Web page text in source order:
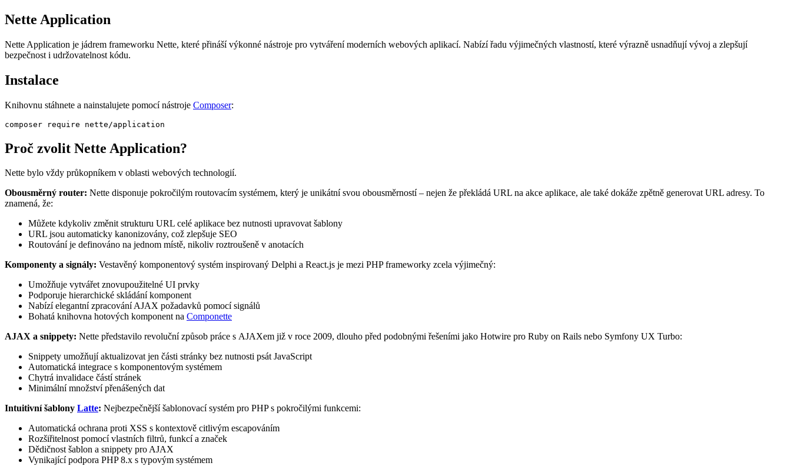
Nette Application
Nette Application je jádrem frameworku Nette, které přináší výkonné nástroje pro vytváření moderních webových aplikací. Nabízí řadu výjimečných vlastností, které výrazně usnadňují vývoj a zlepšují
bezpečnost i udržovatelnost kódu.
Instalace
Knihovnu stáhnete a nainstalujete pomocí nástroje Composer:
Proč zvolit Nette Application?
Nette bylo vždy průkopníkem v oblasti webových technologií.
Obousměrný router: Nette disponuje pokročilým routovacím systémem, který je unikátní svou obousměrností – nejen že překládá URL na akce aplikace, ale také dokáže zpětně generovat URL adresy. To
znamená, že:
Můžete kdykoliv změnit strukturu URL celé aplikace bez nutnosti upravovat šablony
URL jsou automaticky kanonizovány, což zlepšuje SEO
Routování je definováno na jednom místě, nikoliv roztroušeně v anotacích
Komponenty a signály: Vestavěný komponentový systém inspirovaný Delphi a React.js je mezi PHP frameworky zcela výjimečný:
Umožňuje vytvářet znovupoužitelné UI prvky
Podporuje hierarchické skládání komponent
Nabízí elegantní zpracování AJAX požadavků pomocí signálů
Bohatá knihovna hotových komponent na Componette
AJAX a snippety: Nette představilo revoluční způsob práce s AJAXem již v roce 2009, dlouho před podobnými řešeními jako Hotwire pro Ruby on Rails nebo Symfony UX Turbo:
Snippety umožňují aktualizovat jen části stránky bez nutnosti psát JavaScript
Automatická integrace s komponentovým systémem
Chytrá invalidace částí stránek
Minimální množství přenášených dat
Intuitivní šablony Latte: Nejbezpečnější šablonovací systém pro PHP s pokročilými funkcemi:
Automatická ochrana proti XSS s kontextově citlivým escapováním
Rozšiřitelnost pomocí vlastních filtrů, funkcí a značek
Dědičnost šablon a snippety pro AJAX
Vynikající podpora PHP 8.x s typovým systémem